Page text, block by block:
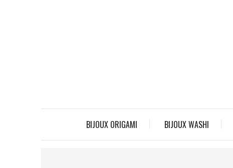
BIJOUX ORIGAMI BIJOUX WASHI